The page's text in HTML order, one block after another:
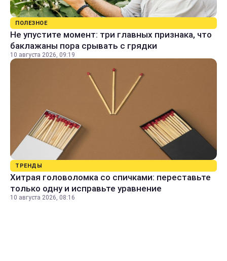
ПОЛЕЗНОЕ
Не упустите момент: три главных признака, что
баклажаны пора срывать с грядки
10 августа 2026, 09:19
ТРЕНДЫ
Хитрая головоломка со спичками: переставьте
только одну и исправьте уравнение
10 августа 2026, 08:16